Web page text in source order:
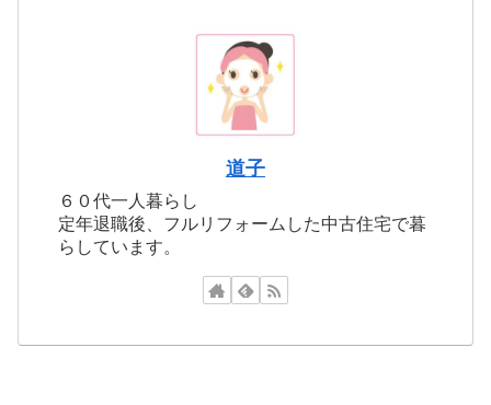
道子
６０代一人暮らし
定年退職後、フルリフォームした中古住宅で暮
らしています。